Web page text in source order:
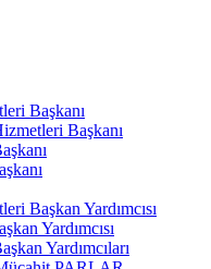
Başkanı
Başkanı
Başkan Yardımcısı
Yardımcısı
Yardımcıları